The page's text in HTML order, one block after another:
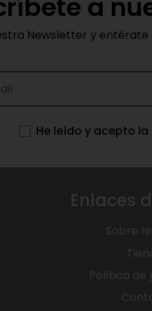
a
Newsletter y
He leído y acepto la
Enlaces
Sobre
Política de